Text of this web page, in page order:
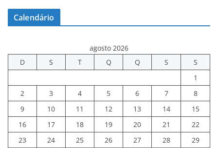
Calendário
agosto 2026
D
S T Q Q S
S
1
2
3 4 5 6 7
8
9
10 11 12 13 14
15
16
17 18 19 20 21
22
23
24 25 26 27 28
29